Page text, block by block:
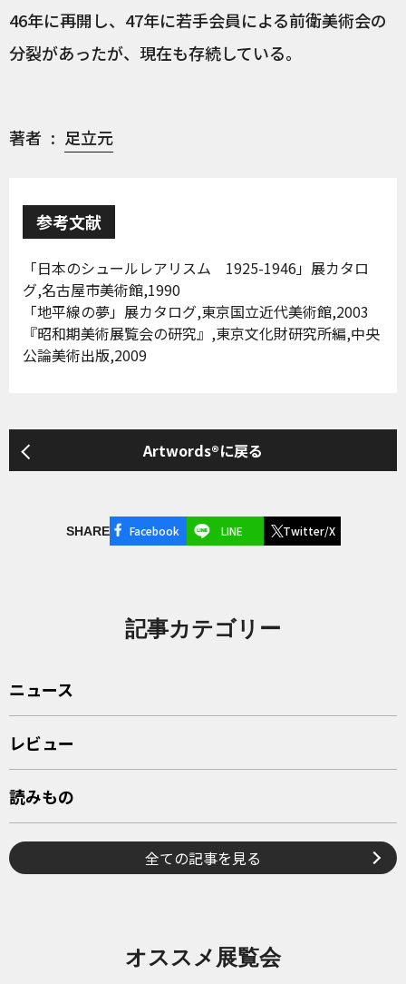
46年に再開し、47年に若手会員による前衛美術会の
分裂があったが、現在も存続している。
著者 足立元
参考文献
「日本のシュールレアリスム 1925-1946」展カタロ
グ,名古屋市美術館,1990
「地平線の夢」展カタログ,東京国立近代美術館,2003
『昭和期美術展覧会の研究』,東京文化財研究所編,中央
公論美術出版,2009
Artwords®に戻る
SHARE Facebook LINE Twitter/X
記事カテゴリー
ニュース
レビュー
読みもの
全ての記事を見る
オススメ展覧会